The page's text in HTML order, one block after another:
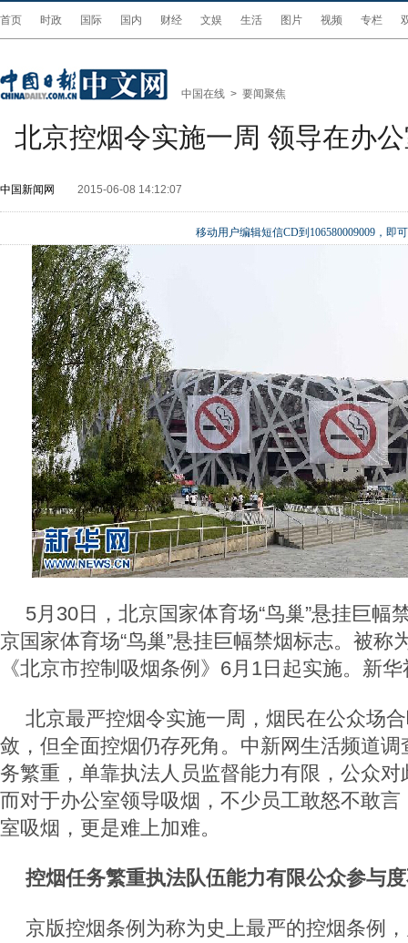
首页 时政 国际 国内 财经 文娱 生活 图片 视频 专栏
中国在线 > 要闻聚焦
北京控烟令实施一周 领导在办
中国新闻网 2015-06-08 14:12:07
移动用户编辑短信CD到106580009009，即
5月30日，北京国家体育场“鸟巢”悬挂巨幅
京国家体育场“鸟巢”悬挂巨幅禁烟标志。被称
《北京市控制吸烟条例》6月1日起实施。新
北京最严控烟令实施一周，烟民在公众场
敛，但全面控烟仍存死角。中新网生活频道
务繁重，单靠执法人员监督能力有限，公众
而对于办公室领导吸烟，不少员工敢怒不敢
室吸烟，更是难上加难。
控烟任务繁重执法队伍能力有限公众参与
京版控烟条例为称为史上最严的控烟条例